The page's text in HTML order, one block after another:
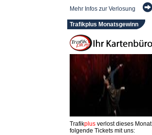
Mehr Infos zur Verlosung
Trafikplus Monatsgewinn
Trafikplusverlost dieses Monat
folgende Tickets mit uns: